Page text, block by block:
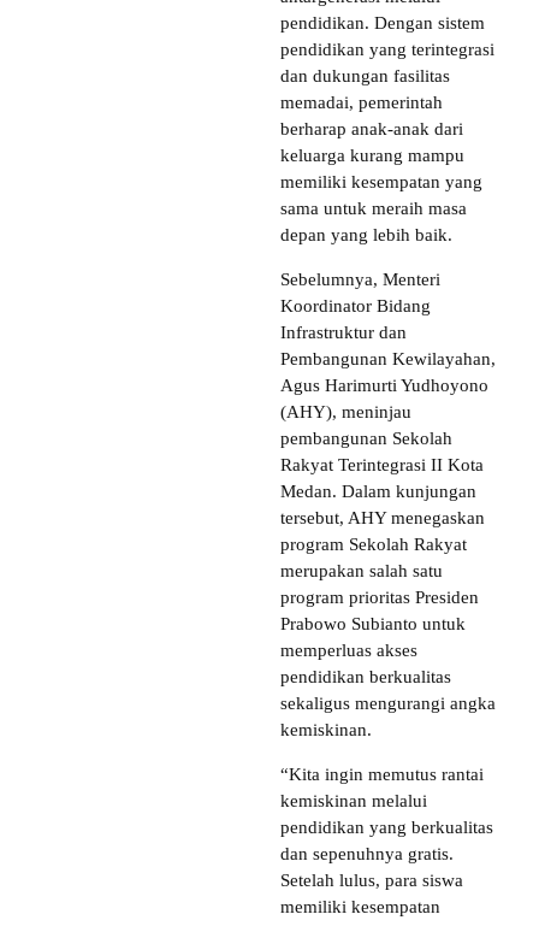
pendidikan. Dengan sistem
pendidikan yang terintegrasi
dan dukungan fasilitas
memadai, pemerintah
berharap anak-anak dari
keluarga kurang mampu
memiliki kesempatan yang
sama untuk meraih masa
depan yang lebih baik.
Sebelumnya, Menteri
Koordinator Bidang
Infrastruktur dan
Pembangunan Kewilayahan,
Agus Harimurti Yudhoyono
(AHY), meninjau
pembangunan Sekolah
Rakyat Terintegrasi II Kota
Medan. Dalam kunjungan
tersebut, AHY menegaskan
program Sekolah Rakyat
merupakan salah satu
program prioritas Presiden
Prabowo Subianto untuk
memperluas akses
pendidikan berkualitas
sekaligus mengurangi angka
kemiskinan.
“Kita ingin memutus rantai
kemiskinan melalui
pendidikan yang berkualitas
dan sepenuhnya gratis.
Setelah lulus, para siswa
memiliki kesempatan